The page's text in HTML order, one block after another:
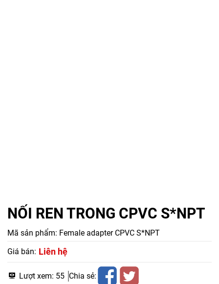
NỐI REN TRONG CPVC S*NPT
Mã sản phẩm: Female adapter CPVC S*NPT
Giá bán: Liên hệ
Lượt xem: 55 Chia sẻ: